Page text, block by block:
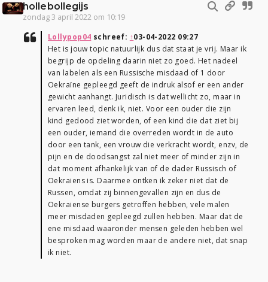
hollebollegijs
zondag 3 april 2022 om 10:19
Lollypop04 schreef: ↑03-04-2022 09:27
Het is jouw topic natuurlijk dus dat staat je vrij. Maar ik
begrijp de opdeling daarin niet zo goed. Het nadeel
van labelen als een Russische misdaad of 1 door
Oekraïne gepleegd geeft de indruk alsof er een ander
gewicht aanhangt. Juridisch is dat wellicht zo, maar in
ervaren leed, denk ik, niet. Voor een ouder die zijn
kind gedood ziet worden, of een kind die dat ziet bij
een ouder, iemand die overreden wordt in de auto
door een tank, een vrouw die verkracht wordt, enzv, de
pijn en de doodsangst zal niet meer of minder zijn in
dat moment afhankelijk van of de dader Russisch of
Oekraiens is. Daarmee ontken ik zeker niet dat de
Russen, omdat zij binnengevallen zijn en dus de
Oekraiense burgers getroffen hebben, vele malen
meer misdaden gepleegd zullen hebben. Maar dat de
ene misdaad waaronder mensen geleden hebben wel
besproken mag worden maar de andere niet, dat snap
ik niet.